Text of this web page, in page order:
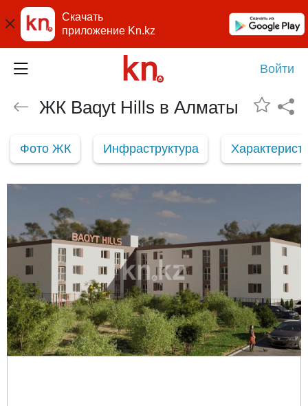
Скачать
приложение Kn.kz
Войти
ЖК Baqyt Hills в Алматы
Фото ЖК Инфраструктура